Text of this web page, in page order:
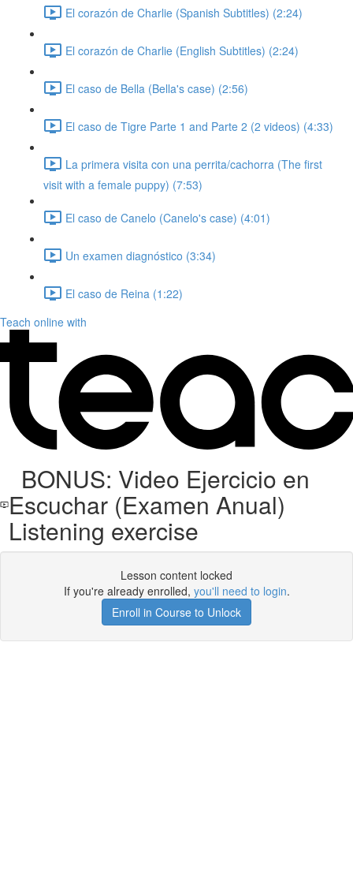
El corazón de Charlie (Spanish Subtitles) (2:24)
El corazón de Charlie (English Subtitles) (2:24)
El caso de Bella (Bella's case) (2:56)
El caso de Tigre Parte 1 and Parte 2 (2 videos) (4:33)
La primera visita con una perrita/cachorra (The first
visit with a female puppy) (7:53)
El caso de Canelo (Canelo's case) (4:01)
Un examen diagnóstico (3:34)
El caso de Reina (1:22)
Teach online with
BONUS: Video Ejercicio en
Escuchar (Examen Anual)
Listening exercise
Lesson content locked
If you're already enrolled, you'll need to login.
Enroll in Course to Unlock